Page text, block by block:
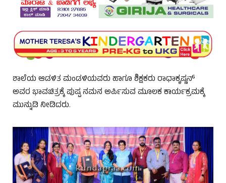
ಶಾಲೆಯ ಆಡಳಿತ ಮಂಡಳಿಯವರು ಹಾಗೂ ಶಿಕ್ಷಕರು ರಾಧಾಕೃಷ್ಣನ್
ಅವರ ಭಾವಚಿತ್ರಕ್ಕೆ ಪುಷ್ಪ ನಮನ ಅರ್ಪಿಸುವ ಮೂಲಕ ಕಾರ್ಯಕ್ರಮಕ್ಕೆ
ಮುನ್ನುಡಿ ನೀಡಿದರು.